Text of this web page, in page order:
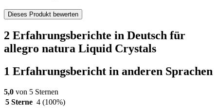
Dieses Produkt bewerten
2 Erfahrungsberichte in Deutsch für
allegro natura Liquid Crystals
1 Erfahrungsbericht in anderen Sprachen
5,0 von 5 Sternen
5 Sterne 4 (100%)